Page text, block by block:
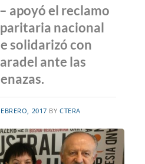
apoyó el reclamo
paritaria nacional
solidarizó con
ante las
2017 BY CTERA